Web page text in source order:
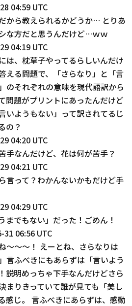
04:59 UTC
から教えられるかどうか… とりあ
な方だと思うんだけど…ｗｗ
04:19 UTC
は、枕草子やってるらしいんだけ
える問題で、「さらなり」と「言
のそれぞれの意味を現代語訳から
問題がプリントにあったんだけど
いようもない」って訳されてるじ
の？
04:20 UTC
手なんだけど、花は何が苦手？
04:21 UTC
言って？わかんないかもだけど手
04:29 UTC
までもない」だった！ごめん！
31 06:56 UTC
〜〜〜！ えーとね、さらなりは
言ふべきにもあらずは「言いよう
説明めっちゃ下手なんだけどさら
まりきっていて誰が見ても「美し
感じ。 言ふべきにあらずは、感動